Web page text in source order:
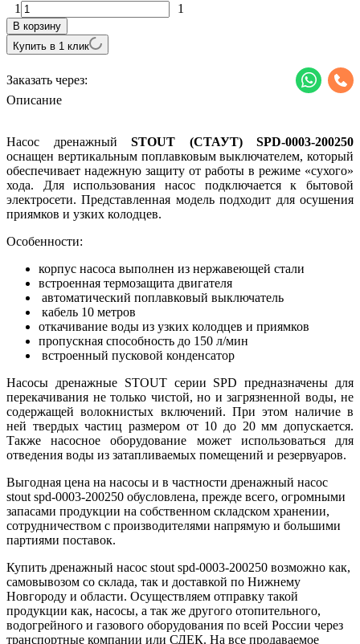
1 1
В корзину
Купить в 1 клик
Заказать через:
Описание
Насос дренажный STOUT (СТАУТ) SPD-0003-200250
оснащен вертикальным поплавковым выключателем, который
обеспечивает надежную защиту от работы в режиме «сухого»
хода. Для использования насос подключается к бытовой
электросети. Представленная модель подходит для осушения
приямков и узких колодцев.
Особенности:
корпус насоса выполнен из нержавеющей стали
встроенная термозащита двигателя
автоматический поплавковый выключатель
кабель 10 метров
откачивание воды из узких колодцев и приямков
пропускная способность до 150 л/мин
встроенный пусковой конденсатор
Насосы дренажные STOUT серии SPD предназначены для
перекачивания не только чистой, но и загрязненной воды, не
содержащей волокнистых включений. При этом наличие в
ней твердых частиц размером от 10 до 20 мм допускается.
Также насосное оборудование может использоваться для
отведения воды из затапливаемых помещений и резервуаров.
Выгодная цена на насосы и в частности дренажный насос
stout spd-0003-200250 обусловлена, прежде всего, огромными
запасами продукции на собственном складском хранении,
сотрудничеством с производителями напрямую и большими
партиями поставок.
Купить дренажный насос stout spd-0003-200250 возможно как,
самовывозом со склада, так и доставкой по Нижнему
Новгороду и области. Осуществляем отправку такой
продукции как, насосы, а так же другого отопительного,
водогрейного и газового оборудования по всей России через
транспортные компании или СДЕК. На все продаваемое